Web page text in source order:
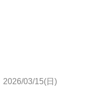
2026/03/15(日)